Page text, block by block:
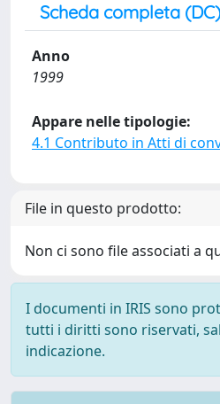
Scheda completa (DC)
Anno
1999
Appare nelle tipologie:
4.1 Contributo in Atti di
File in questo prodotto:
Non ci sono file associati a
I documenti in IRIS sono
tutti i diritti sono riservati,
indicazione.